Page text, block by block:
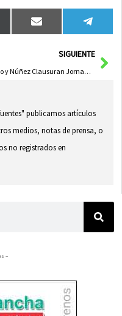
Compartir
en
Email
en
SIGUIENTE
Feijóo y Núñez Clausuran Jornada del Sector Primario en Membrilla
publicamos artículos
medios, notas de prensa, o
no registrados en
–